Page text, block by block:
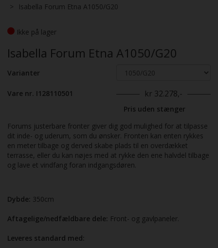
Isabella Forum Etna A1050/G20
Ikke på lager
Isabella Forum Etna A1050/G20
Varianter
Vare nr. I128110501 kr 32.278,-
Pris uden stænger
Forums justerbare fronter giver dig god mulighed for at tilpasse
dit inde- og uderum, som du ønsker. Fronten kan enten rykkes
en meter tilbage og derved skabe plads til en overdækket
terrasse, eller du kan nøjes med at rykke den ene halvdel tilbage
og lave et vindfang foran indgangsdøren.
Dybde: 350cm
Aftagelige/nedfældbare dele: Front- og gavlpaneler.
Leveres standard med: